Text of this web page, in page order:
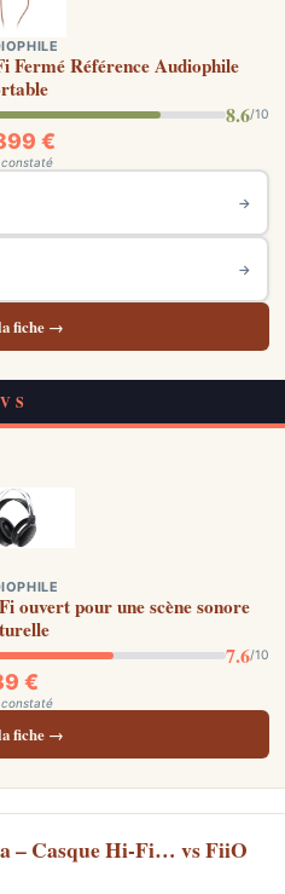
Fermé Référence Audiophile
8.6/10
€
→
→
fiche →
VS
ouvert pour une scène sonore
7.6/10
€
fiche →
– Casque Hi-Fi… vs FiiO